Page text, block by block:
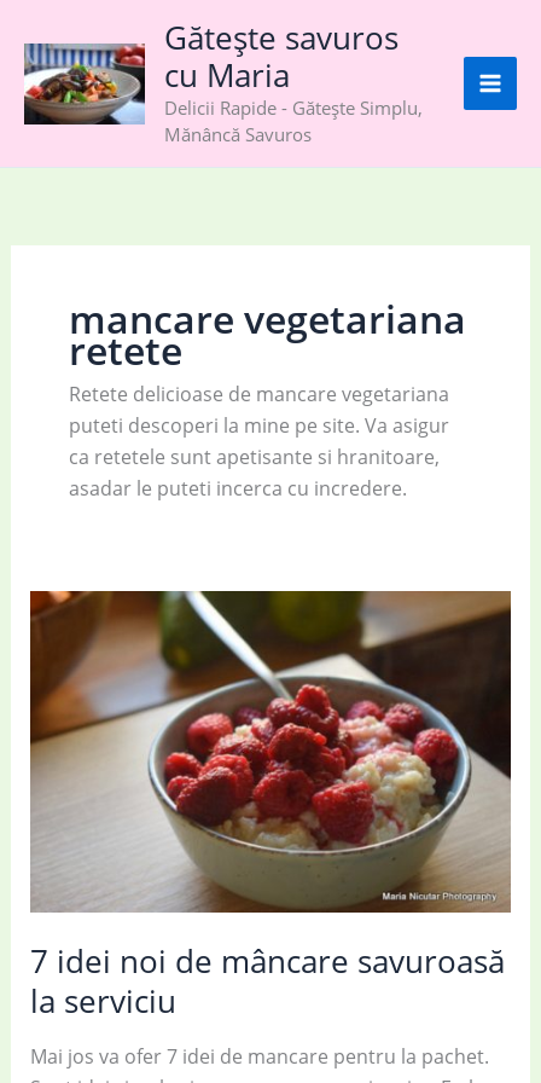
content
Gătește savuros
cu Maria
Delicii Rapide - Gătește Simplu,
Mănâncă Savuros
mancare vegetariana
retete
Retete delicioase de mancare vegetariana
puteti descoperi la mine pe site. Va asigur
ca retetele sunt apetisante si hranitoare,
asadar le puteti incerca cu incredere.
7 idei noi de mâncare savuroasă
la serviciu
Mai jos va ofer 7 idei de mancare pentru la pachet.